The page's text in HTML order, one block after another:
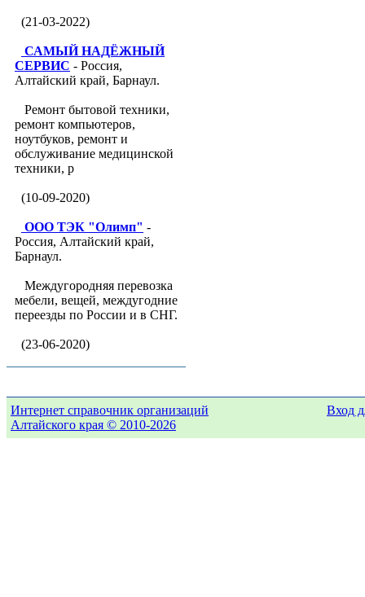
(21-03-2022)
САМЫЙ НАДЁЖНЫЙ
СЕРВИС - Россия,
Алтайский край, Барнаул.
Ремонт бытовой техники,
ремонт компьютеров,
ноутбуков, ремонт и
обслуживание медицинской
техники, р
(10-09-2020)
ООО ТЭК "Олимп" -
Россия, Алтайский край,
Барнаул.
Междугородняя перевозка
мебели, вещей, междугодние
переезды по России и в СНГ.
(23-06-2020)
Интернет справочник организаций
Алтайского края © 2010-2026
Вход